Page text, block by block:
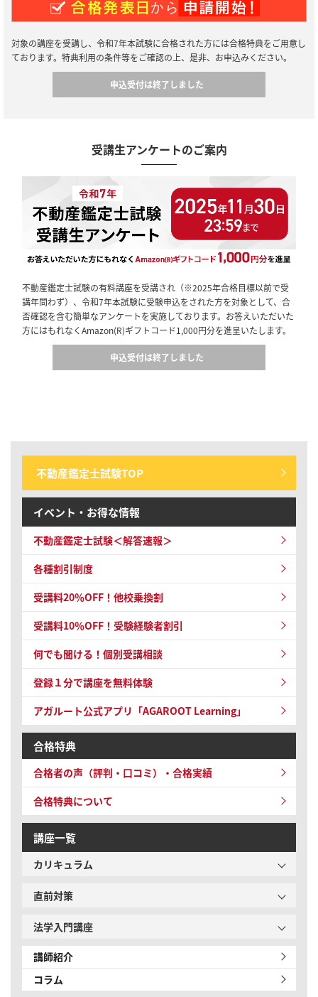
対象の講座を受講し、令和7年本試験に合格された方には合格特典をご用意し
ております。特典利用の条件等をご確認の上、是非、お申込みください。
申込受付は終了しました
受講生アンケートのご案内
不動産鑑定士試験の有料講座を受講され（※2025年合格目標以前で受
講年問わず）、令和7年本試験に受験申込をされた方を対象として、合
否確認を含む簡単なアンケートを実施しております。お答えいただいた
方にはもれなくAmazon(R)ギフトコード1,000円分を進呈いたします。
申込受付は終了しました
不動産鑑定士試験TOP
イベント・お得な情報
不動産鑑定士試験＜解答速報＞
各種割引制度
受講料20％OFF！他校乗換割
受講料10％OFF！ 受験経験者割引
何でも聞ける！個別受講相談
登録１分で講座を無料体験
アガルート公式アプリ「AGAROOT Learning」
合格特典
合格者の声（評判・口コミ）・合格実績
合格特典について
講座一覧
カリキュラム
直前対策
法学入門講座
講師紹介
コラム